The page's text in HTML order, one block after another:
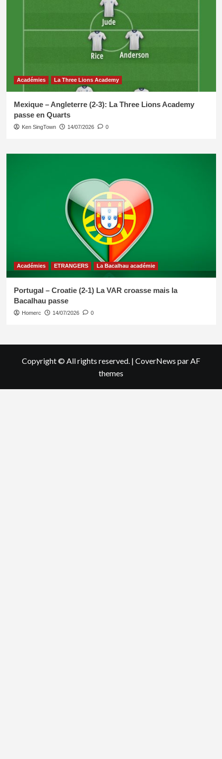
Académies La Three Lions Academy
Mexique – Angleterre (2-3): La Three Lions Academy
passe en Quarts
Ken SingTown 14/07/2026 0
Académies ETRANGERS La Bacalhau académie
Portugal – Croatie (2-1) La VAR croasse mais la
Bacalhau passe
Homerc 14/07/2026 0
Copyright © All rights reserved. | CoverNews par AF
themes